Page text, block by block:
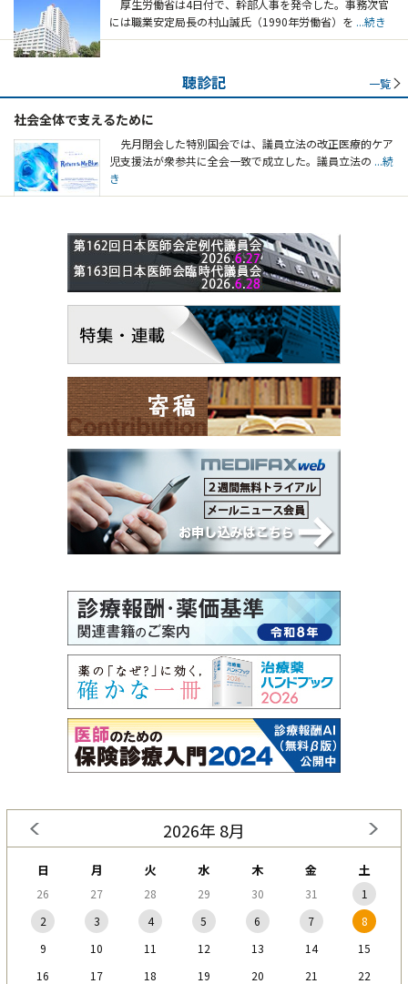
厚生労働省は4日付で、幹部人事を発令した。事務次官
には職業安定局長の村山誠氏（1990年労働省）を ...続き
聴診記 一覧
社会全体で支えるために
先月閉会した特別国会では、議員立法の改正医療的ケア
児支援法が衆参共に全会一致で成立した。議員立法の ...続
き
2026年 8月
日 月 火 水 木 金 土
26 27 28 29 30 31
1
2
3 4 5 6 7
8
9
10 11 12 13 14
15
16
17 18 19 20 21
22